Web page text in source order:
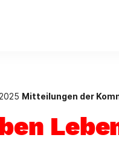
Mitteilungen der